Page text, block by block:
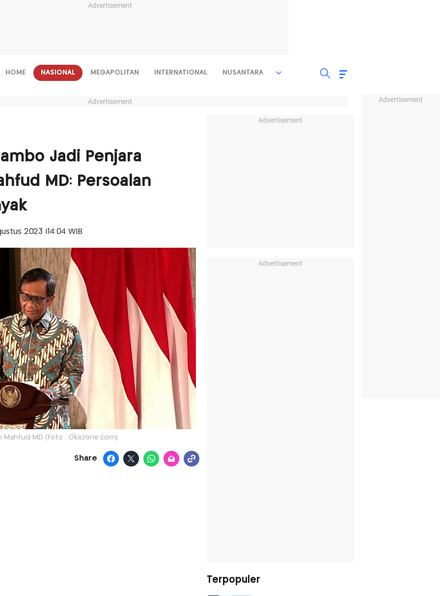
Advertisement
Advertisement
HOME NASIONAL MEGAPOLITAN INTERNATIONAL NUSANTARA
Advertisement
Jadi Penjara
MD: Persoalan
2023 |14:04 WIB
Mahfud MD (Foto : Okezone.com)
Share
Advertisement
Advertisement
Terpopuler